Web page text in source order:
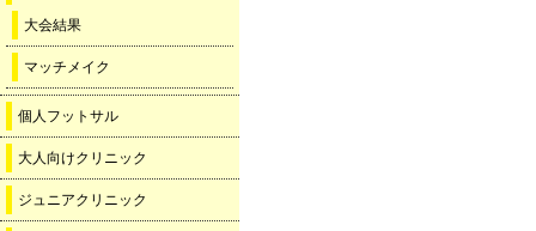
大会結果
マッチメイク
個人フットサル
大人向けクリニック
ジュニアクリニック